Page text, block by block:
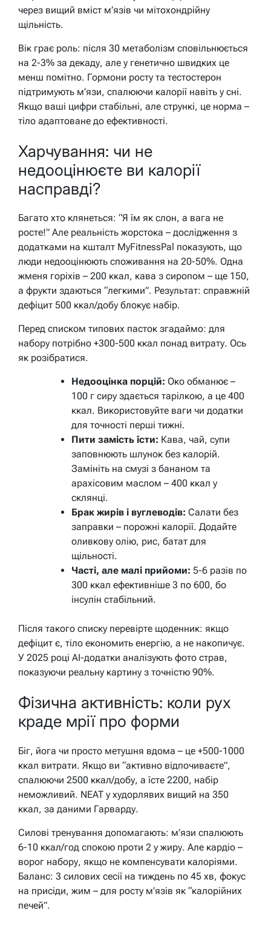
через вищий вміст м’язів чи мітохондрійну
щільність.
Вік грає роль: після 30 метаболізм сповільнюється
на 2-3% за декаду, але у генетично швидких це
менш помітно. Гормони росту та тестостерон
підтримують м’язи, спалюючи калорії навіть у сні.
Якщо ваші цифри стабільні, але стрункі, це норма –
тіло адаптоване до ефективності.
Харчування: чи не
недооцінюєте ви калорії
насправді?
Багато хто клянеться: “Я їм як слон, а вага не
росте!” Але реальність жорстока – дослідження з
додатками на кшталт MyFitnessPal показують, що
люди недооцінюють споживання на 20-50%. Одна
жменя горіхів – 200 ккал, кава з сиропом – ще 150,
а фрукти здаються “легкими”. Результат: справжній
дефіцит 500 ккал/добу блокує набір.
Перед списком типових пасток згадаймо: для
набору потрібно +300-500 ккал понад витрату. Ось
як розібратися.
Недооцінка порцій: Око обманює –
100 г сиру здається тарілкою, а це 400
ккал. Використовуйте ваги чи додатки
для точності перші тижні.
Пити замість їсти: Кава, чай, супи
заповнюють шлунок без калорій.
Замініть на смузі з бананом та
арахісовим маслом – 400 ккал у
склянці.
Брак жирів і вуглеводів: Салати без
заправки – порожні калорії. Додайте
оливкову олію, рис, батат для
щільності.
Часті, але малі прийоми: 5-6 разів по
300 ккал ефективніше 3 по 600, бо
інсулін стабільний.
Після такого списку перевірте щоденник: якщо
дефіцит є, тіло економить енергію, а не накопичує.
У 2025 році AI-додатки аналізують фото страв,
показуючи реальну картину з точністю 90%.
Фізична активність: коли рух
краде мрії про форми
Біг, йога чи просто метушня вдома – це +500-1000
ккал витрати. Якщо ви “активно відпочиваєте”,
спалюючи 2500 ккал/добу, а їсте 2200, набір
неможливий. NEAT у худорлявих вищий на 350
ккал, за даними Гарварду.
Силові тренування допомагають: м’язи спалюють
6-10 ккал/год спокою проти 2 у жиру. Але кардіо –
ворог набору, якщо не компенсувати калоріями.
Баланс: 3 силових сесії на тиждень по 45 хв, фокус
на присіди, жим – для росту м’язів як “калорійних
печей”.